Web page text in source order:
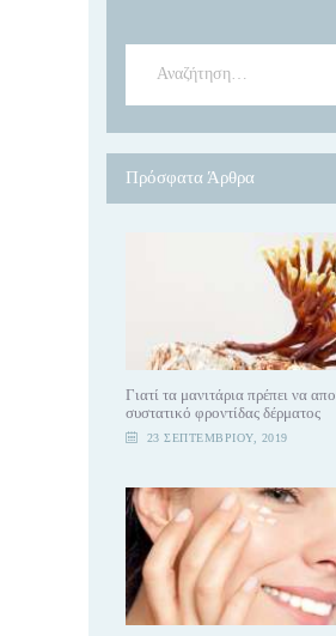
Πρόσφατα Άρθρα
Γιατί τα μανιτάρια πρέπει να
συστατικό φροντίδας δέρματος
23 ΣΕΠΤΕΜΒΡΊΟΥ, 2019